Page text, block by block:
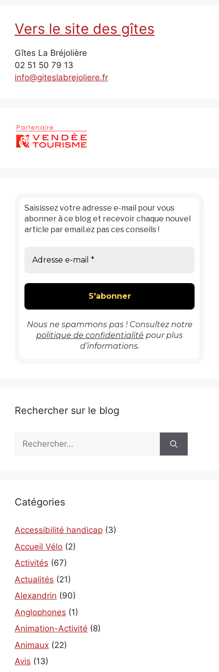
Vers le site des gîtes
Gîtes La Bréjolière
02 51 50 79 13
info@giteslabrejoliere.fr
Saisissez votre adresse e-mail pour vous
abonner à ce blog et recevoir chaque nouvel
article par email.ez pas ces conseils !
Nous ne spammons pas ! Consultez notre
politique de confidentialité pour plus
d’informations.
Rechercher sur le blog
Rechercher :
Catégories
Accessibilité handicap (3)
Accueil Vélo (2)
Activités (67)
Actualités (21)
Alexandrin (90)
Anglophones (1)
Animation-Activité (8)
Animaux (22)
Avis (13)